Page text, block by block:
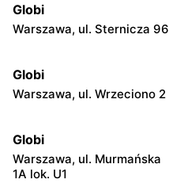
Globi
Warszawa, ul. Sternicza 96
Globi
Warszawa, ul. Wrzeciono 2
Globi
Warszawa, ul. Murmańska
1A lok. U1